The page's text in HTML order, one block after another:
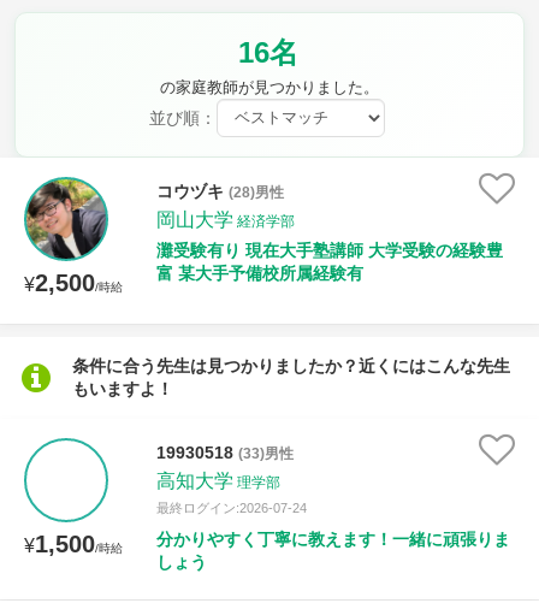
16名
の家庭教師が見つかりました。
並び順：
¥2,500/時給
コウヅキ (28)男性
岡山大学 経済学部
灘受験有り 現在大手塾講師 大学受験の経験豊
富 某大手予備校所属経験有
条件に合う先生は見つかりましたか？近くにはこんな先生
もいますよ！
¥1,500/時給
19930518 (33)男性
高知大学 理学部
最終ログイン:2026-07-24
分かりやすく丁寧に教えます！一緒に頑張りま
しょう
教科
理科
保健・体育 図画工作 書写
時給：¥1,000 ～ ¥10,000
授業可能日
土曜日 日曜日
所属大学
距離：15km以内